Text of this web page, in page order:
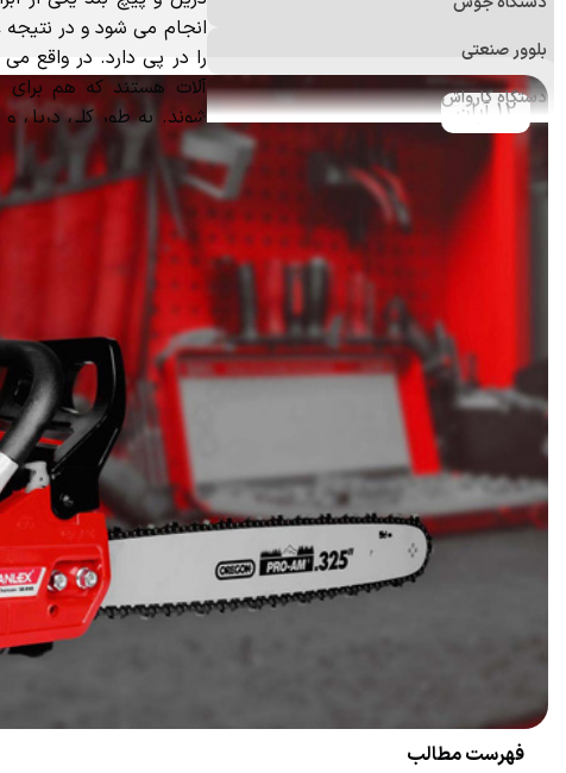
بلوور صنعتی
دستگاه کارواش
دستگاه پولیش
منگنه کوب و میخکوب
ابزارآلات اندازه‌گیری
ابزار و تجهیزات ایمنی
ابزار جانبی
انجام می شود و در
را در پی دارد. در واقع می
آلات هستند که هم برای
شوند. به طور کلی دریل و
باشند.
فهرست مطالب
12 آبان